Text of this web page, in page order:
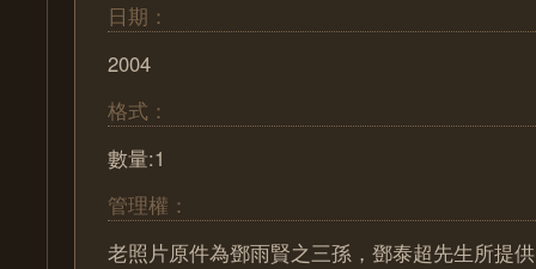
日期：
2004
格式：
數量:1
管理權：
老照片原件為鄧雨賢之三孫，鄧泰超先生所提